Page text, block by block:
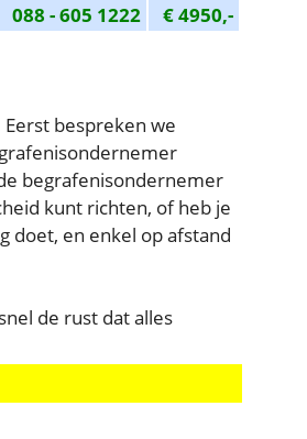
088 - 605 1222 € 4950,-
bespreken we
begrafenisondernemer
kunt richten, of heb je
doet, en enkel op afstand
de rust dat alles